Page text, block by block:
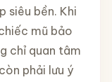
siêu bền. Khi
mũ bảo
chỉ quan tâm
phải lưu ý